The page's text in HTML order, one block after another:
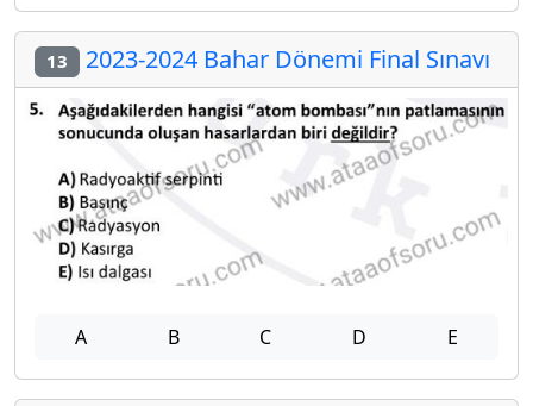
13 2023-2024 Bahar Dönemi Final Sınavı
A B C D E